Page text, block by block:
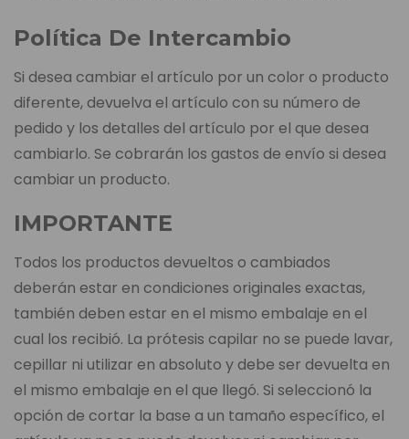
Política De Intercambio
Si desea cambiar el artículo por un color o producto
diferente, devuelva el artículo con su número de
pedido y los detalles del artículo por el que desea
cambiarlo. Se cobrarán los gastos de envío si desea
cambiar un producto.
IMPORTANTE
Todos los productos devueltos o cambiados
deberán estar en condiciones originales exactas,
también deben estar en el mismo embalaje en el
cual los recibió. La prótesis capilar no se puede lavar,
cepillar ni utilizar en absoluto y debe ser devuelta en
el mismo embalaje en el que llegó. Si seleccionó la
opción de cortar la base a un tamaño específico, el